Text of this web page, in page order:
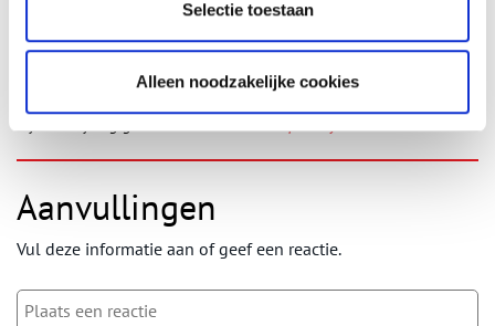
Selectie toestaan
Alleen noodzakelijke cookies
wekelijkse nieuwsbrief!
Aanvullingen
Vul deze informatie aan of geef een reactie.